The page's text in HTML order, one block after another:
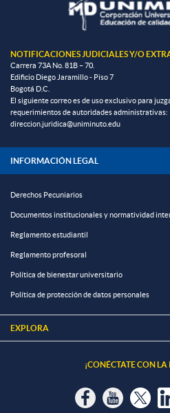
NOTIFICACIONES JUDICIALES Y/O
Carrera 73A No. 81B – 70.
Edificio Diego Jaramillo - Piso 7
Bogotá D.C.
El siguiente correo es de uso exclusivo para
requerimientos de autoridades administrativas:
direccion.juridica@uniminuto.edu
INFORMACIÓN LEGAL
Derechos Pecuniarios
Documentos institucionales y normatividad
Reglamento estudiantil
Reglamento profesoral
Política de bienestar universitario
Política de protección de datos personales
EXPLORA
¡CONÉCTATE CON